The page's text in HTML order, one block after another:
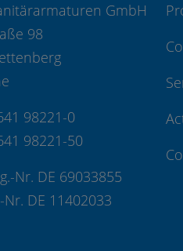
GmbH
98
98221-0
98221-50
Nr. DE 69033855
Nr. DE 11402033